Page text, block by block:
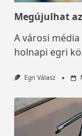
Megújulhat
A városi
holnapi egri
Egri Válasz